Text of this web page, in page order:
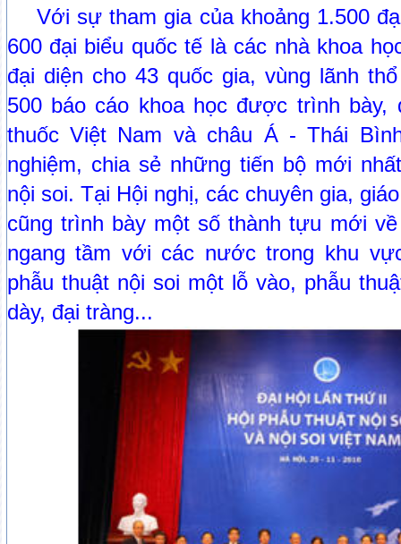
Với sự tham gia của khoảng 1.500
600 đại biểu quốc tế là các nhà khoa
đại diện cho 43 quốc gia, vùng lãnh
500 báo cáo khoa học được trình bày,
thuốc Việt Nam và châu Á - Thái
nghiệm, chia sẻ những tiến bộ mới
nội soi. Tại Hội nghị, các chuyên gia,
cũng trình bày một số thành tựu mới
ngang tầm với các nước trong khu
phẫu thuật nội soi một lỗ vào, phẫu
dày, đại tràng...